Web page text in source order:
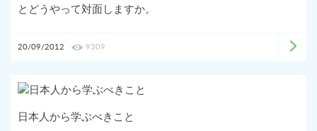
とどうやって対面しますか。
20/09/2012 9309
日本人から学ぶべきこと